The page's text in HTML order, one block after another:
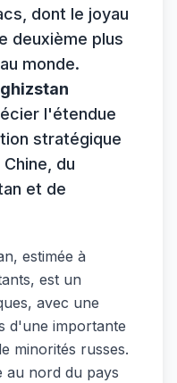
dont le joyau
deuxième plus
monde.
l'étendue
stratégique
du
et de
estimée à
est un
avec une
d'une importante
minorités russes.
au nord du pays